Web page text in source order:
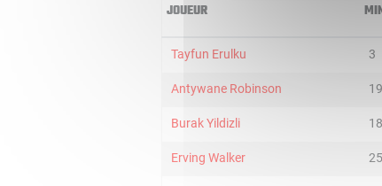
JOUEUR
Tayfun Erulku 3
Antywane Robinson 19
Burak Yildizli 18
Erving Walker 25